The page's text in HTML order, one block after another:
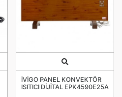
Quick View
İVİGO PANEL KONVEKTÖR
ISITICI DİJİTAL EPK4590E25A